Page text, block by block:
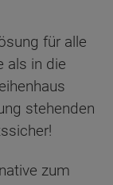
für alle
als in die
stehenden
zum